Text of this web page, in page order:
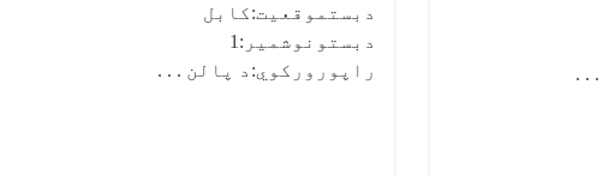
دبستموقعیت:کابل
دبستونوشمیر:1
راپورورکوي:د پالن . . .